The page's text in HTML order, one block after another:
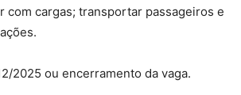
com cargas; transportar passageiros e
2025 ou encerramento da vaga.